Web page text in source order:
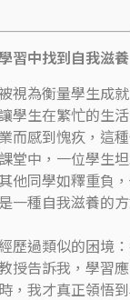
習中找到自我滋養
視為衡量學生成
學生在繁忙的生
而感到愧疚，這
堂中，一位學生
他同學如釋重負
一種自我滋養的方
歷過類似的困境
授告訴我，學習
，我才真正領悟